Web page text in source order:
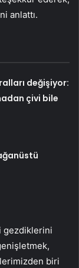
anlattı.
değişiyor:
çivi bile
gezdiklerini
biri